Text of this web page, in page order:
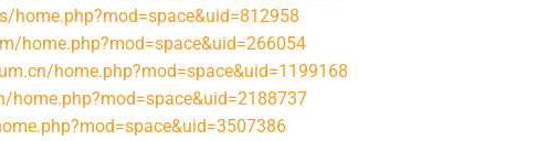
home.php?mod=space&uid=812958
home.php?mod=space&uid=266054
home.php?mod=space&uid=1199168
home.php?mod=space&uid=2188737